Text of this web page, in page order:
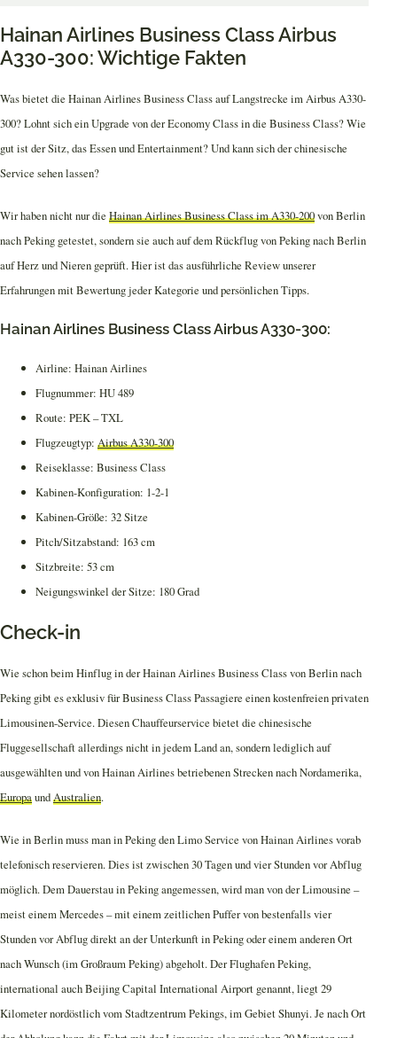
Hainan Airlines Business Class Airbus
A330-300: Wichtige Fakten
Was bietet die Hainan Airlines Business Class auf Langstrecke im Airbus A330-
300? Lohnt sich ein Upgrade von der Economy Class in die Business Class? Wie
gut ist der Sitz, das Essen und Entertainment? Und kann sich der chinesische
Service sehen lassen?
Wir haben nicht nur die Hainan Airlines Business Class im A330-200von Berlin
nach Peking getestet, sondern sie auch auf dem Rückflug von Peking nach Berlin
auf Herz und Nieren geprüft. Hier ist das ausführliche Review unserer
Erfahrungen mit Bewertung jeder Kategorie und persönlichen Tipps.
Hainan Airlines Business Class Airbus A330-300:
Airline: Hainan Airlines
Flugnummer: HU 489
Route: PEK – TXL
Flugzeugtyp: Airbus A330-300
Reiseklasse: Business Class
Kabinen-Konfiguration: 1-2-1
Kabinen-Größe: 32 Sitze
Pitch/Sitzabstand: 163 cm
Sitzbreite: 53 cm
Neigungswinkel der Sitze: 180 Grad
Check-in
Wie schon beim Hinflug in der Hainan Airlines Business Class von Berlin nach
Peking gibt es exklusiv für Business Class Passagiere einen kostenfreien privaten
Limousinen-Service. Diesen Chauffeurservice bietet die chinesische
Fluggesellschaft allerdings nicht in jedem Land an, sondern lediglich auf
ausgewählten und von Hainan Airlines betriebenen Strecken nach Nordamerika,
EuropaundAustralien.
Wie in Berlin muss man in Peking den Limo Service von Hainan Airlines vorab
telefonisch reservieren. Dies ist zwischen 30 Tagen und vier Stunden vor Abflug
möglich. Dem Dauerstau in Peking angemessen, wird man von der Limousine –
meist einem Mercedes – mit einem zeitlichen Puffer von bestenfalls vier
Stunden vor Abflug direkt an der Unterkunft in Peking oder einem anderen Ort
nach Wunsch (im Großraum Peking) abgeholt. Der Flughafen Peking,
international auch Beijing Capital International Airport genannt, liegt 29
Kilometer nordöstlich vom Stadtzentrum Pekings, im Gebiet Shunyi. Je nach Ort